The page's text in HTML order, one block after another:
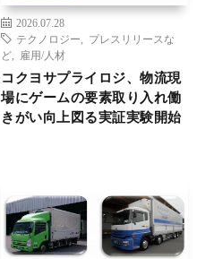
2026.07.28
テクノロジー
プレスリリースな
ど
雇用/人材
コクヨサプライロジ、物流現
場にゲームの要素取り入れ働
きがい向上図る実証実験開始